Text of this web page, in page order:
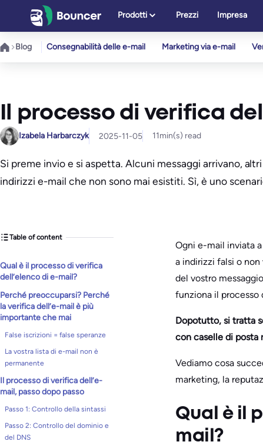
contenuto
Prodotti Prezzi Impresa
Blog Consegnabilità delle e-mail Marketing via e-mail
Il processo di verifica
Izabela Harbarczyk 2025-11-05 11min(s) read
Si preme invio e si aspetta. Alcuni messaggi arrivano,
indirizzi e-mail che non sono mai esistiti. Sì, è uno
Table of content
Qual è il processo di verifica
dell’elenco di e-mail?
Perché preoccuparsi? Perché
la verifica dell’e-mail è più
importante che mai
False iscrizioni = false speranze
La vostra lista di e-mail non è
permanente
Il processo di verifica dell’e-
mail, passo dopo passo
Passo 1: Controllo della sintassi
Passo 2: Controllo del dominio e
del DNS
Ogni e-mail inviata
a indirizzi falsi o
del vostro
funziona il
Dopotutto, si tratta
con caselle di posta
Vediamo cosa
marketing, la
Qual è il
mail?